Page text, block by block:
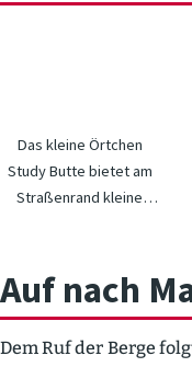
Das kleine Örtchen
Study Butte bietet am
Straßenrand kleine
Auf nach
Dem Ruf der Berge